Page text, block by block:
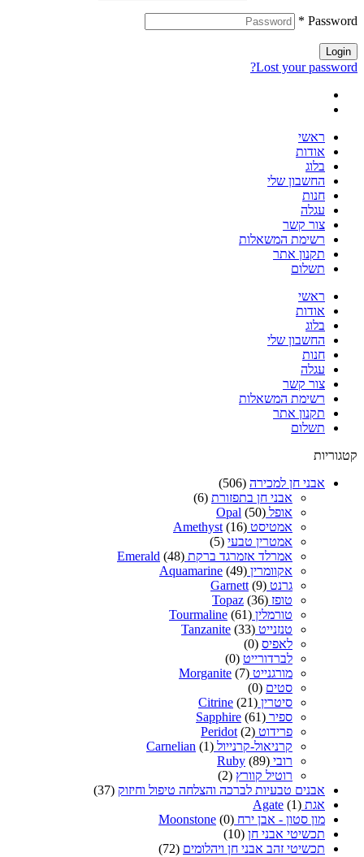
Password
*
Login
Lost your password?
ראשי
אודות
בלוג
החשבון שלי
חנות
עגלה
צור קשר
רשימת המשאלות
תקנון אתר
תשלום
ראשי
אודות
בלוג
החשבון שלי
חנות
עגלה
צור קשר
רשימת המשאלות
תקנון אתר
תשלום
קטגוריות
אבני חן למכירה (506)
אבני חן בתפזורת (6)
אופל Opal (50)
אמטיסט Amethyst (16)
אמטרין טבעי (5)
אמרלד אזמרגד ברקת Emerald (48)
אקוומרין Aquamarine (49)
גרנט Garnett (9)
טופז Topaz (36)
טורמלין Tourmaline (61)
טנזנייט Tanzanite (33)
לאפיס (0)
לברדורייט (0)
מורגנייט Morganite (7)
סטים (0)
סיטרין Citrine (21)
ספיר Sapphire (61)
פרידוט Peridot (2)
קרניאול-קרנייול Carnelian (1)
רובי Ruby (89)
רוטיל קוורץ (2)
אבנים טבעיות לברכה והצלחה טיפול וחיזוק (37)
אגת Agate (1)
מון סטון - אבן ירח Moonstone (0)
תכשיטי אבני חן (10)
תכשיטי זהב אבני חן ויהלומים (72)